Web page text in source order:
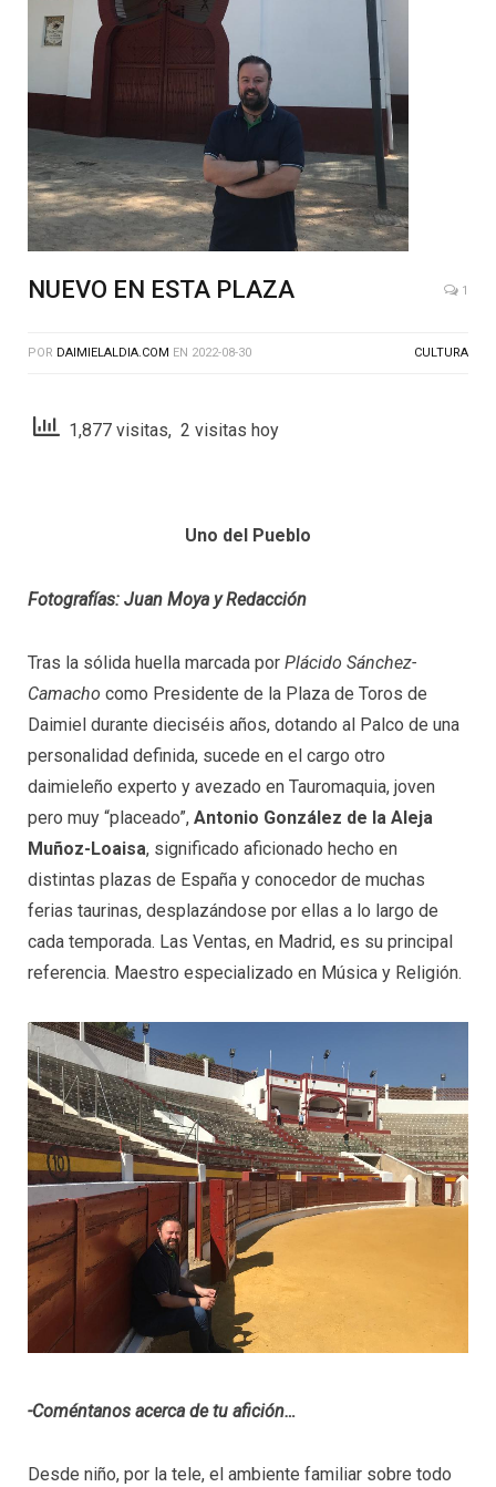
NUEVO EN ESTA PLAZA 1
POR DAIMIELALDIA.COM EN 2022-08-30 CULTURA
1,877 visitas, 2 visitas hoy
Uno del Pueblo
Fotografías: Juan Moya y Redacción
Tras la sólida huella marcada por Plácido Sánchez-
Camacho como Presidente de la Plaza de Toros de
Daimiel durante dieciséis años, dotando al Palco de una
personalidad definida, sucede en el cargo otro
daimieleño experto y avezado en Tauromaquia, joven
pero muy “placeado”, Antonio González de la Aleja
Muñoz-Loaisa, significado aficionado hecho en
distintas plazas de España y conocedor de muchas
ferias taurinas, desplazándose por ellas a lo largo de
cada temporada. Las Ventas, en Madrid, es su principal
referencia. Maestro especializado en Música y Religión.
-Coméntanos acerca de tu afición…
Desde niño, por la tele, el ambiente familiar sobre todo